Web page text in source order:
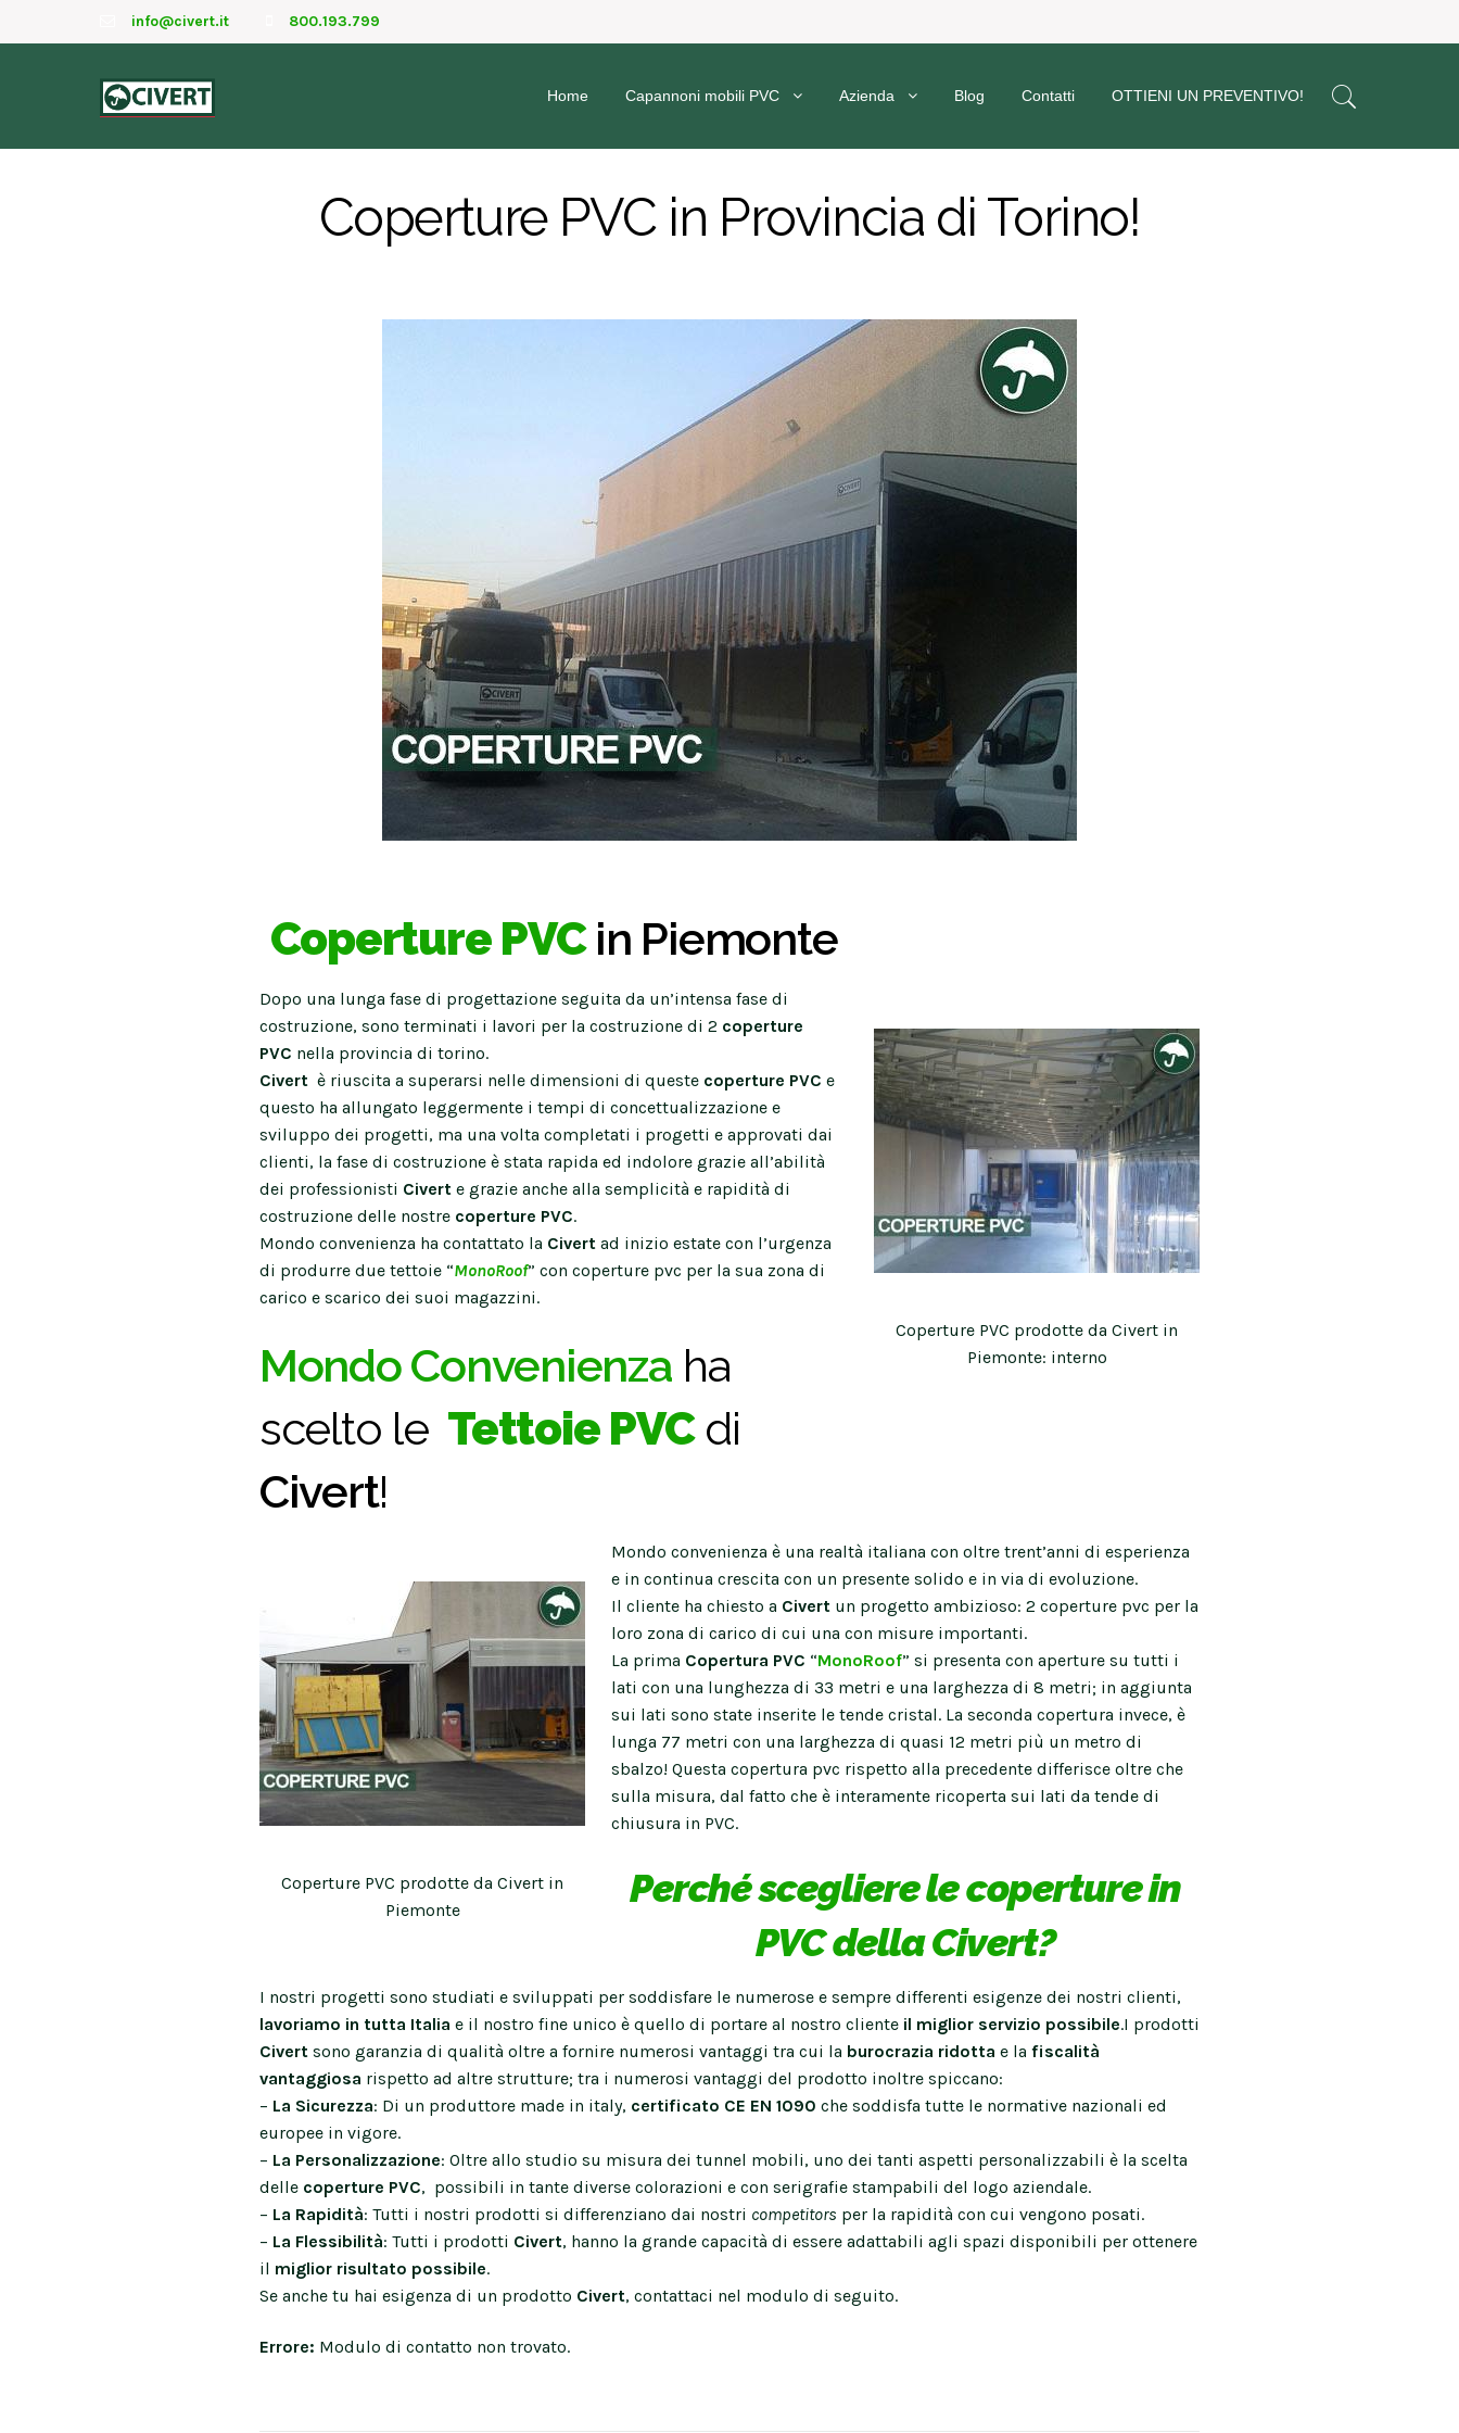
info@civert.it 800.193.799
Home Capannoni mobili PVC Azienda Blog Contatti OTTIENI UN PREVENTIVO!
Coperture PVC in Provincia di Torino!
Coperture PVCin Piemonte
Coperture PVC prodotte da Civert in
Piemonte: interno
Dopo una lunga fase di progettazione seguita da un’intensa fase di
costruzione, sono terminati i lavori per la costruzione di 2 coperture
PVC nella provincia di torino.
Civert è riuscita a superarsi nelle dimensioni di queste coperture PVC e
questo ha allungato leggermente i tempi di concettualizzazione e
sviluppo dei progetti, ma una volta completati i progetti e approvati dai
clienti, la fase di costruzione è stata rapida ed indolore grazie all’abilità
dei professionisti Civert e grazie anche alla semplicità e rapidità di
costruzione delle nostre coperture PVC.
Mondo convenienza ha contattato la Civert ad inizio estate con l’urgenza
di produrre due tettoie “MonoRoof” con coperture pvc per la sua zona di
carico e scarico dei suoi magazzini.
Mondo Convenienza ha
scelto le Tettoie PVCdi
Civert!
Coperture PVC prodotte da Civert in
Piemonte
Mondo convenienza è una realtà italiana con oltre trent’anni di esperienza
e in continua crescita con un presente solido e in via di evoluzione.
Il cliente ha chiesto a Civert un progetto ambizioso: 2 coperture pvc per la
loro zona di carico di cui una con misure importanti.
La prima Copertura PVC “MonoRoof” si presenta con aperture su tutti i
lati con una lunghezza di 33 metri e una larghezza di 8 metri; in aggiunta
sui lati sono state inserite le tende cristal. La seconda copertura invece, è
lunga 77 metri con una larghezza di quasi 12 metri più un metro di
sbalzo! Questa copertura pvc rispetto alla precedente differisce oltre che
sulla misura, dal fatto che è interamente ricoperta sui lati da tende di
chiusura in PVC.
Perché scegliere le coperture in
PVC della Civert?
I nostri progetti sono studiati e sviluppati per soddisfare le numerose e sempre differenti esigenze dei nostri clienti,
lavoriamo in tutta Italia e il nostro fine unico è quello di portare al nostro cliente il miglior servizio possibile.I prodotti
Civert sono garanzia di qualità oltre a fornire numerosi vantaggi tra cui la burocrazia ridotta e la fiscalità
vantaggiosa rispetto ad altre strutture; tra i numerosi vantaggi del prodotto inoltre spiccano:
– La Sicurezza: Di un produttore made in italy, certificato CE EN 1090 che soddisfa tutte le normative nazionali ed
europee in vigore.
– La Personalizzazione: Oltre allo studio su misura dei tunnel mobili, uno dei tanti aspetti personalizzabili è la scelta
delle coperture PVC, possibili in tante diverse colorazioni e con serigrafie stampabili del logo aziendale.
– La Rapidità: Tutti i nostri prodotti si differenziano dai nostri competitors per la rapidità con cui vengono posati.
– La Flessibilità: Tutti i prodotti Civert, hanno la grande capacità di essere adattabili agli spazi disponibili per ottenere
il miglior risultato possibile.
Se anche tu hai esigenza di un prodotto Civert, contattaci nel modulo di seguito.
Errore: Modulo di contatto non trovato.